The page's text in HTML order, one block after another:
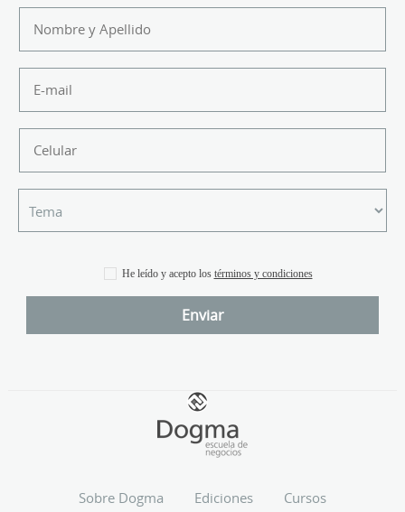
He leído y acepto los términos y condiciones
Sobre Dogma Ediciones
Cursos